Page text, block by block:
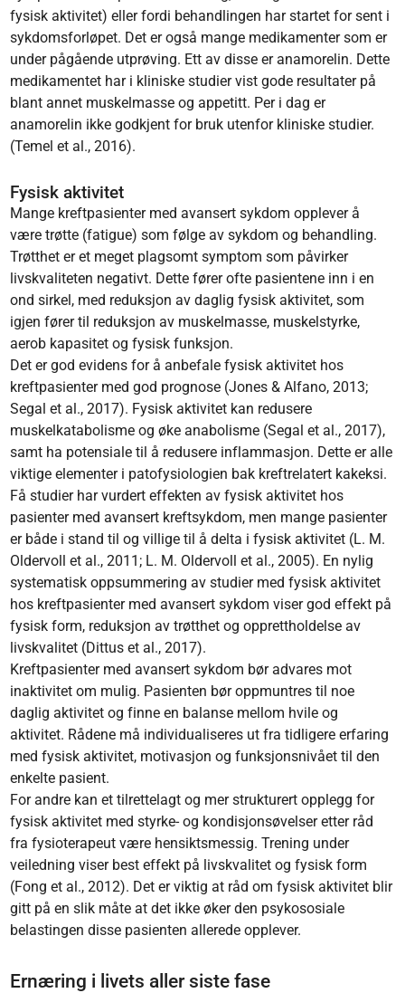
fysisk aktivitet) eller fordi behandlingen har startet for sent i
sykdoms­forløpet. Det er også mange medikamenter som er
under pågående utprøving. Ett av disse er anamorelin. Dette
medikamentet har i kliniske studier vist gode resultater på
blant annet muskelmasse og appetitt. Per i dag er
anamorelin ikke godkjent for bruk utenfor kliniske studier.
(Temel et al., 2016).
Fysisk aktivitet
Mange kreftpasienter med avansert sykdom opplever å
være trøtte (fatigue) som følge av syk­dom og behandling.
Trøtthet er et meget plagsomt symptom som påvirker
livskvaliteten nega­tivt. Dette fører ofte pasientene inn i en
ond sirkel, med reduksjon av daglig fysisk aktivitet, som
igjen fører til reduksjon av muskelmasse, muskelstyrke,
aerob kapasitet og fysisk funksjon.
Det er god evidens for å anbefale fysisk aktivitet hos
kreftpasienter med god prognose (Jones & Alfano, 2013;
Segal et al., 2017). Fysisk aktivitet kan redusere
muskelkatabolisme og øke anabolisme (Segal et al., 2017),
samt ha potensiale til å redusere inflammasjon. Dette er alle
viktige elementer i patofysiologien bak kreftrelatert kakeksi.
Få studier har vurdert effekten av fysisk aktivitet hos
pasienter med avansert kreftsykdom, men mange pasienter
er både i stand til og villige til å delta i fysisk aktivitet (L. M.
Oldervoll et al., 2011; L. M. Oldervoll et al., 2005). En nylig
systematisk oppsummering av studier med fysisk aktivitet
hos kreftpasienter med avansert sykdom viser god effekt på
fysisk form, reduksjon av trøtthet og opprettholdelse av
livskvalitet (Dittus et al., 2017).
Kreftpasienter med avansert sykdom bør advares mot
inaktivitet om mulig. Pasienten bør oppmuntres til noe
daglig aktivitet og finne en balanse mellom hvile og
aktivitet. Rådene må individualiseres ut fra tidligere erfaring
med fysisk aktivitet, motivasjon og funksjonsnivået til den
enkelte pasient.
For andre kan et tilrettelagt og mer strukturert opplegg for
fysisk aktivitet med styrke- og kondisjonsøvelser etter råd
fra fysioterapeut være hensiktsmessig. Trening under
veiledning viser best effekt på livskvalitet og fysisk form
(Fong et al., 2012). Det er viktig at råd om fysisk aktivitet blir
gitt på en slik måte at det ikke øker den psykososiale
belastingen disse pasienten allerede opplever.
Ernæring i livets aller siste fase